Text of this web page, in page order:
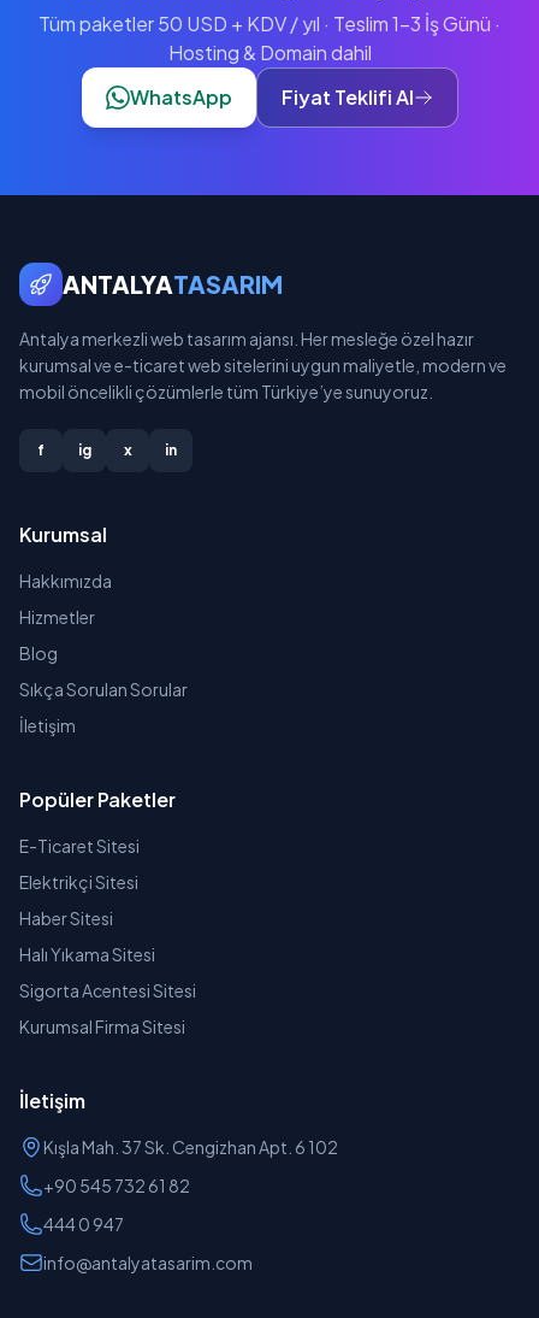
Tüm paketler 50 USD + KDV / yıl · Teslim 1-3 İş Günü ·
Hosting & Domain dahil
WhatsApp
Fiyat Teklifi Al
ANTALYATASARIM
Antalya merkezli web tasarım ajansı. Her mesleğe özel hazır
kurumsal ve e-ticaret web sitelerini uygun maliyetle, modern ve
mobil öncelikli çözümlerle tüm Türkiye’ye sunuyoruz.
f ig x in
Kurumsal
Hakkımızda
Hizmetler
Blog
Sıkça Sorulan Sorular
İletişim
Popüler Paketler
E-Ticaret Sitesi
Elektrikçi Sitesi
Haber Sitesi
Halı Yıkama Sitesi
Sigorta Acentesi Sitesi
Kurumsal Firma Sitesi
İletişim
Kışla Mah. 37 Sk. Cengizhan Apt. 6 102
+90 545 732 61 82
444 0 947
info@antalyatasarim.com